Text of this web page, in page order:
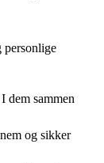
personlige
dem sammen
og sikker